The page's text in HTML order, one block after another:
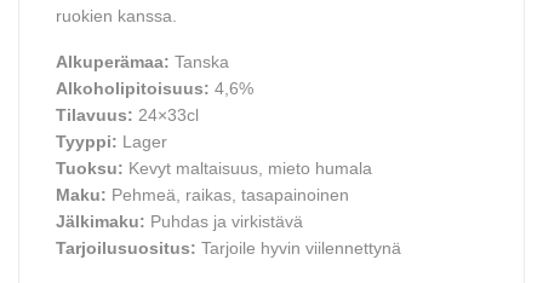
ruokien kanssa.
Alkuperämaa: Tanska
Alkoholipitoisuus: 4,6%
Tilavuus: 24×33cl
Tyyppi: Lager
Tuoksu: Kevyt maltaisuus, mieto humala
Maku: Pehmeä, raikas, tasapainoinen
Jälkimaku: Puhdas ja virkistävä
Tarjoilusuositus: Tarjoile hyvin viilennettynä